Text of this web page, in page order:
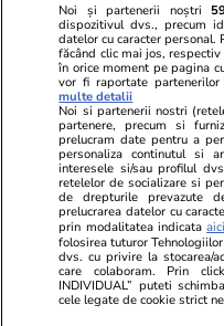
Lifestyle
Semnele
o previi
Știri România
Noi și partenerii noștri
dispozitivul dvs., precum
datelor cu caracter
făcând clic mai jos,
în orice moment pe pagina
vor fi raportate
multe detalii
Noi si partenerii nostri
partenere, precum si
prelucram date pentru a
personaliza continutul si
interesele si/sau profilul
retelelor de socializare si
de drepturile prevazute
prelucrarea datelor cu
prin modalitatea indicata
folosirea tuturor
dvs. cu privire la stocarea/
care colaboram. Prin
INDIVIDUAL” puteti
cele legate de cookie strict